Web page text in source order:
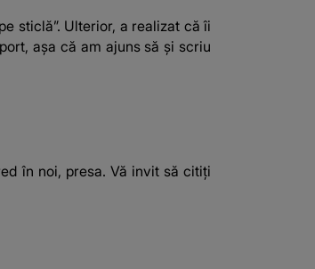
sticlă”. Ulterior, a realizat că îi
așa că am ajuns să și scriu
în noi, presa. Vă invit să citiți